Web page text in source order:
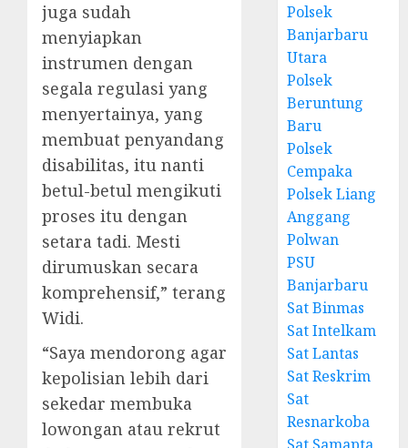
juga sudah
menyiapkan
instrumen dengan
segala regulasi yang
menyertainya, yang
membuat penyandang
disabilitas, itu nanti
betul-betul mengikuti
proses itu dengan
setara tadi. Mesti
dirumuskan secara
komprehensif,” terang
Widi.
“Saya mendorong agar
kepolisian lebih dari
sekedar membuka
lowongan atau rekrut
Polsek
Banjarbaru
Utara
Polsek
Beruntung
Baru
Polsek
Cempaka
Polsek Liang
Anggang
Polwan
PSU
Banjarbaru
Sat Binmas
Sat Intelkam
Sat Lantas
Sat Reskrim
Sat
Resnarkoba